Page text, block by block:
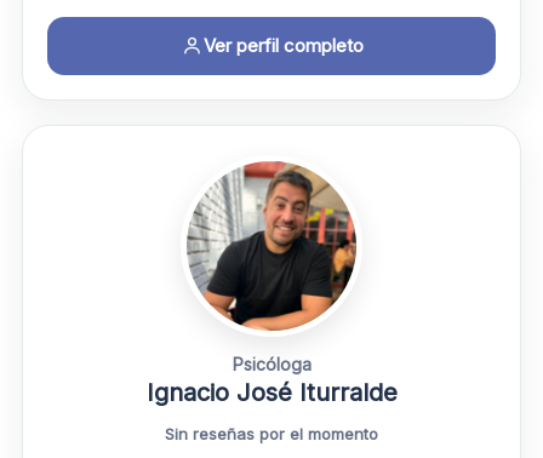
Ver perfil completo
Psicóloga
Ignacio José Iturralde
Sin reseñas por el momento